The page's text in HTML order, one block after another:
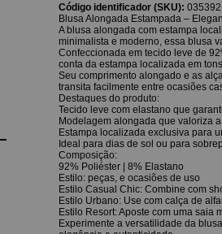
Código identificador (SKU):
Blusa Alongada Estampada –
A blusa alongada com estampa
minimalista e moderno, essa blusa
Confeccionada em tecido leve de
conta da estampa localizada em
Seu comprimento alongado e as
transita facilmente entre ocasiões
Destaques do produto:
Tecido leve com elastano que
Modelagem alongada que valoriza
Estampa localizada exclusiva para
Ideal para dias de sol ou para
Composição:
92% Poliéster | 8% Elastano
Estilo: peças, e ocasiões de uso
Estilo Casual Chic: Combine com
Estilo Urbano: Use com calça de
Estilo Resort: Aposte com uma saia
Experimente a versatilidade da